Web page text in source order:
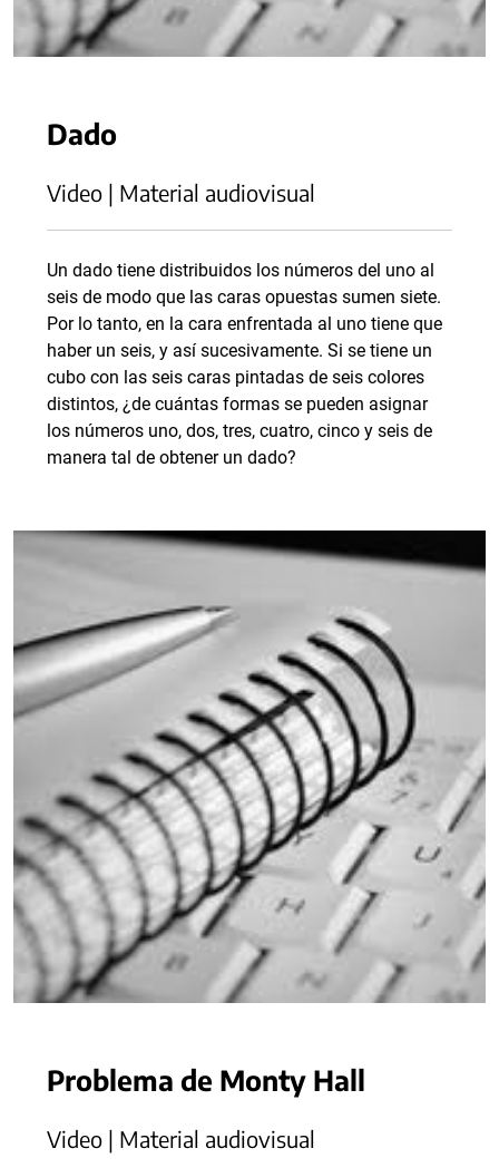
Dado
Video | Material audiovisual
Un dado tiene distribuidos los números del uno al
seis de modo que las caras opuestas sumen siete.
Por lo tanto, en la cara enfrentada al uno tiene que
haber un seis, y así sucesivamente. Si se tiene un
cubo con las seis caras pintadas de seis colores
distintos, ¿de cuántas formas se pueden asignar
los números uno, dos, tres, cuatro, cinco y seis de
manera tal de obtener un dado?
Problema de Monty Hall
Video | Material audiovisual